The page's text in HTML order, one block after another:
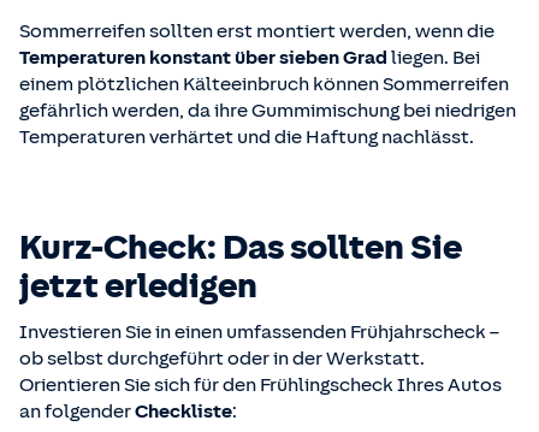
Sommerreifen sollten erst montiert werden, wenn die
Temperaturen konstant über sieben Grad liegen. Bei
einem plötzlichen Kälteeinbruch können Sommerreifen
gefährlich werden, da ihre Gummimischung bei niedrigen
Temperaturen verhärtet und die Haftung nachlässt.
Kurz-Check: Das sollten Sie
jetzt erledigen
Investieren Sie in einen umfassenden Frühjahrscheck –
ob selbst durchgeführt oder in der Werkstatt.
Orientieren Sie sich für den Frühlingscheck Ihres Autos
an folgenderCheckliste: